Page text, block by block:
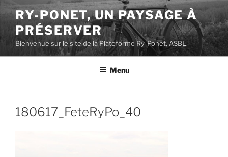
Aller
contenu
principal
RY-PONET, UN PAYSAGE À
PRÉSERVER
Bienvenue sur le site de la Plateforme Ry-Ponet, ASBL
Menu
180617_FeteRyPo_40